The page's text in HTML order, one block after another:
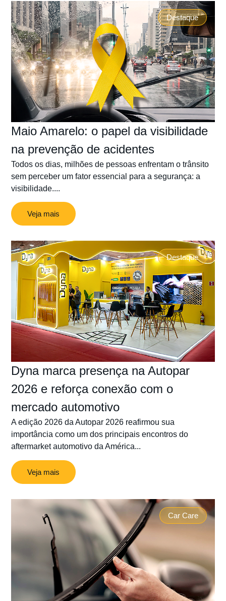
Destaque
Maio Amarelo: o papel da visibilidade
na prevenção de acidentes
Todos os dias, milhões de pessoas enfrentam o trânsito
sem perceber um fator essencial para a segurança: a
visibilidade....
Veja mais
Destaque
Dyna marca presença na Autopar
2026 e reforça conexão com o
mercado automotivo
A edição 2026 da Autopar 2026 reafirmou sua
importância como um dos principais encontros do
aftermarket automotivo da América...
Veja mais
Car Care